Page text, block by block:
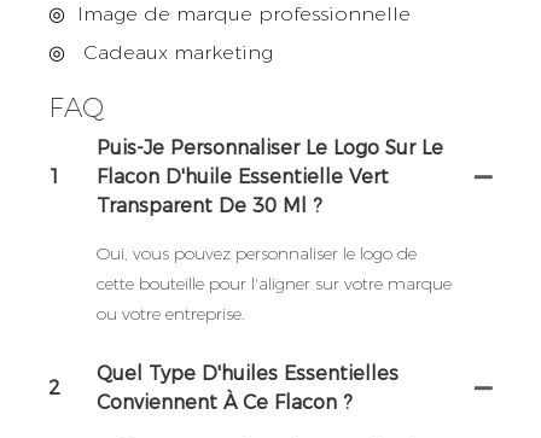
◎
Image de marque professionnelle
◎
Cadeaux marketing
FAQ
1
Puis-Je Personnaliser Le Logo Sur Le
Flacon D'huile Essentielle Vert
Transparent De 30 Ml ?
Oui, vous pouvez personnaliser le logo de
cette bouteille pour l'aligner sur votre marque
ou votre entreprise.
2
Quel Type D'huiles Essentielles
Conviennent À Ce Flacon ?